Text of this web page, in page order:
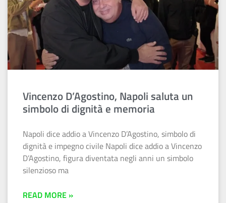
Vincenzo D’Agostino, Napoli saluta un
simbolo di dignità e memoria
Napoli dice addio a Vincenzo D’Agostino, simbolo di
dignità e impegno civile Napoli dice addio a Vincenzo
D’Agostino, figura diventata negli anni un simbolo
silenzioso ma
READ MORE »